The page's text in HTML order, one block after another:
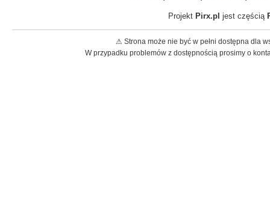
Projekt Pirx.pl jest częścią
⚠ Strona może nie być w pełni dostępna dla
W przypadku problemów z dostępnością prosimy o